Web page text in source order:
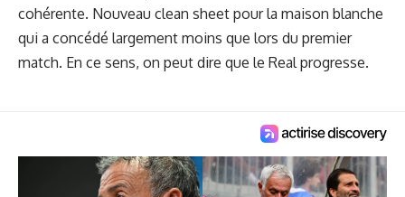
cohérente. Nouveau clean sheet pour la maison blanche
qui a concédé largement moins que lors du premier
match. En ce sens, on peut dire que le Real progresse.